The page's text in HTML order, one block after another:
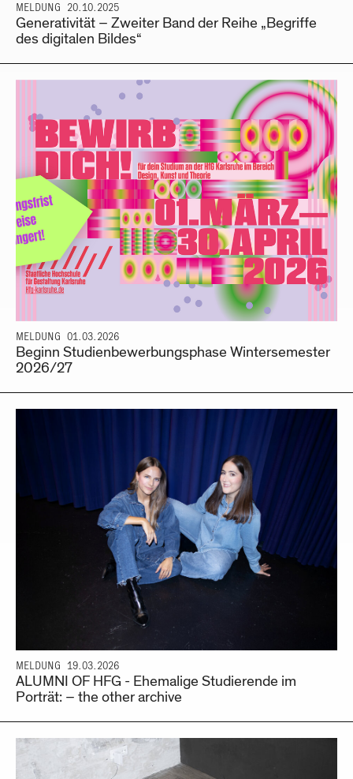
MELDUNG 20.10.2025
Generativität – Zweiter Band der Reihe „Begriffe
des digitalen Bildes“
MELDUNG 01.03.2026
Beginn Studienbewerbungsphase Wintersemester
2026/27
MELDUNG 19.03.2026
ALUMNI OF HFG - Ehemalige Studierende im
Porträt: – the other archive